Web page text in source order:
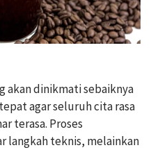
akan dinikmati sebaiknya
agar seluruh cita rasa
terasa. Proses
langkah teknis, melainkan